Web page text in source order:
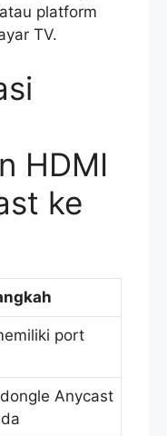
platform
TV.
HDMI
ke
port
Anycast